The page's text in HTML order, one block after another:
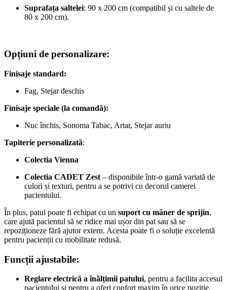
Suprafața saltelei: 90 x 200 cm (compatibil și cu saltele de
80 x 200 cm).
Opțiuni de personalizare:
Finisaje standard:
Fag, Stejar deschis
Finisaje speciale (la comandă):
Nuc închis, Sonoma Tabac, Artar, Stejar auriu
Tapiterie personalizată:
Colectia Vienna
Colectia CADET Zest – disponibile într-o gamă variată de
culori și texturi, pentru a se potrivi cu decorul camerei
pacientului.
În plus, patul poate fi echipat cu un suport cu mâner de sprijin,
care ajută pacientul să se ridice mai ușor din pat sau să se
repoziționeze fără ajutor extern. Acesta poate fi o soluție excelentă
pentru pacienții cu mobilitate redusă.
Funcții ajustabile:
Reglare electrică a înălțimii patului, pentru a facilita accesul
pacientului și pentru a oferi confort maxim în orice poziție.